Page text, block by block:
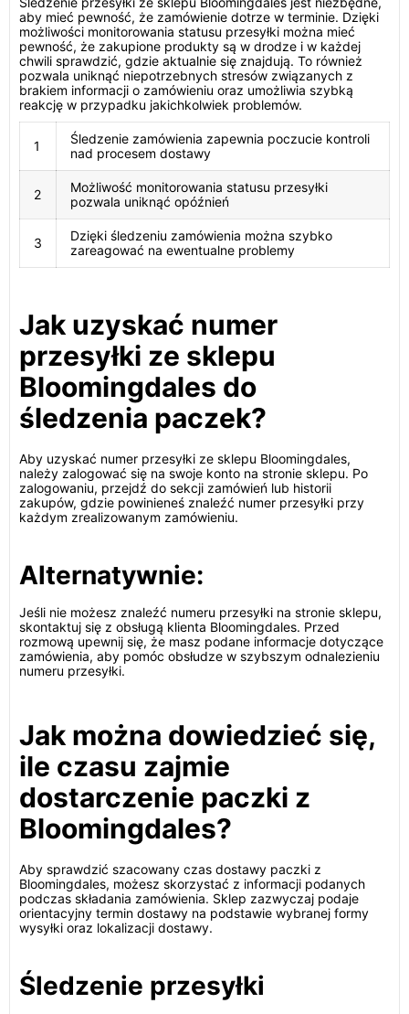
aby mieć pewność, że zamówienie dotrze w terminie. Dzięki
możliwości monitorowania statusu przesyłki można mieć
pewność, że zakupione produkty są w drodze i w każdej
chwili sprawdzić, gdzie aktualnie się znajdują. To również
pozwala uniknąć niepotrzebnych stresów związanych z
brakiem informacji o zamówieniu oraz umożliwia szybką
reakcję w przypadku jakichkolwiek problemów.
1
Śledzenie zamówienia zapewnia poczucie kontroli
nad procesem dostawy
2
Możliwość monitorowania statusu przesyłki
pozwala uniknąć opóźnień
3
Dzięki śledzeniu zamówienia można szybko
zareagować na ewentualne problemy
Jak uzyskać numer
przesyłki ze sklepu
Bloomingdales do
śledzenia paczek?
Aby uzyskać numer przesyłki ze sklepu Bloomingdales,
należy zalogować się na swoje konto na stronie sklepu. Po
zalogowaniu, przejdź do sekcji zamówień lub historii
zakupów, gdzie powinieneś znaleźć numer przesyłki przy
każdym zrealizowanym zamówieniu.
Alternatywnie:
Jeśli nie możesz znaleźć numeru przesyłki na stronie sklepu,
skontaktuj się z obsługą klienta Bloomingdales. Przed
rozmową upewnij się, że masz podane informacje dotyczące
zamówienia, aby pomóc obsłudze w szybszym odnalezieniu
numeru przesyłki.
Jak można dowiedzieć się,
ile czasu zajmie
dostarczenie paczki z
Bloomingdales?
Aby sprawdzić szacowany czas dostawy paczki z
Bloomingdales, możesz skorzystać z informacji podanych
podczas składania zamówienia. Sklep zazwyczaj podaje
orientacyjny termin dostawy na podstawie wybranej formy
wysyłki oraz lokalizacji dostawy.
Śledzenie przesyłki